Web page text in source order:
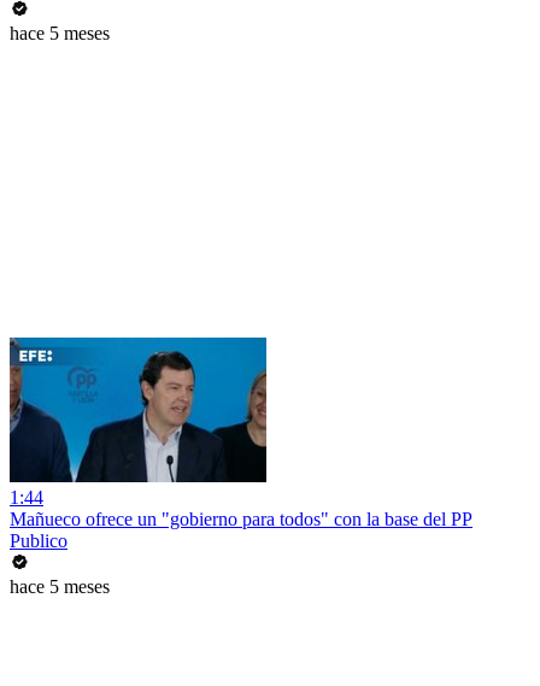
hace 5 meses
1:44
Mañueco ofrece un "gobierno para todos" con la base del PP
Publico
hace 5 meses